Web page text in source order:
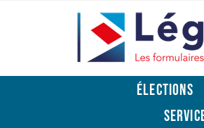
ÉLECTIONS